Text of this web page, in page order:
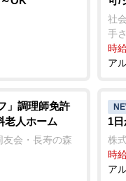
社
手
時
ア
」調理師免許
老人ホーム
友会・長寿の森
1
株
時
ア